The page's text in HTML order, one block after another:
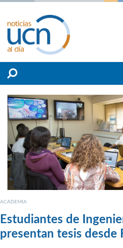
ACADEMIA
Estudiantes de
presentan tesis desde